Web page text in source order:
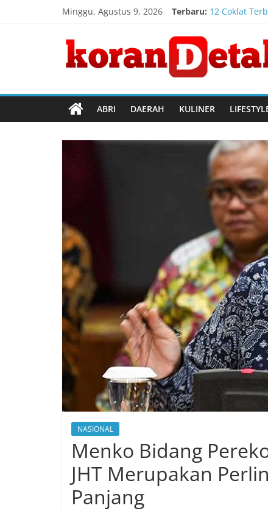
Minggu, Agustus 9, 2026 Terbaru: 12 Coklat
Timnas
Penanganan
Kebakaran
Koran
Detak
Menembus
Batas
Waktu
ABRI DAERAH KULINER
NASIONAL
Menko Bidang
JHT Merupakan
Panjang